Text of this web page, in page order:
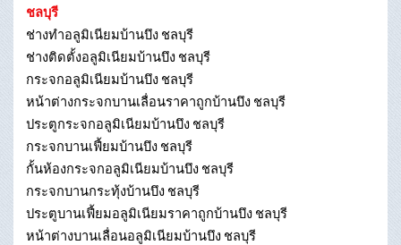
ชลบุรี
ช่างทําอลูมิเนียมบ้านบึง ชลบุรี
ช่างติดตั้งอลูมิเนียมบ้านบึง ชลบุรี
กระจกอลูมิเนียมบ้านบึง ชลบุรี
หน้าต่างกระจกบานเลื่อนราคาถูกบ้านบึง ชลบุรี
ประตูกระจกอลูมิเนียมบ้านบึง ชลบุรี
กระจกบานเฟี้ยมบ้านบึง ชลบุรี
กั้นห้องกระจกอลูมิเนียมบ้านบึง ชลบุรี
กระจกบานกระทุ้งบ้านบึง ชลบุรี
ประตูบานเฟี้ยมอลูมิเนียมราคาถูกบ้านบึง ชลบุรี
หน้าต่างบานเลื่อนอลูมิเนียมบ้านบึง ชลบุรี